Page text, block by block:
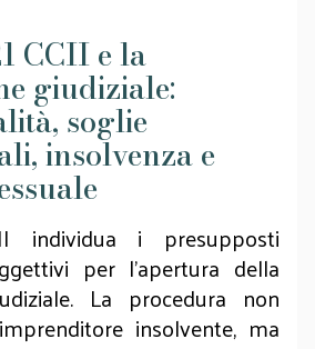
CCII e la
giudiziale:
soglie
insolvenza e
individua i presupposti
per l’apertura della
La procedura non
insolvente, ma